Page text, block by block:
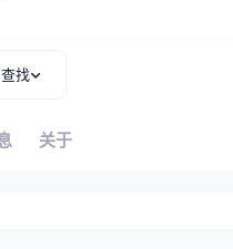
查找
关于